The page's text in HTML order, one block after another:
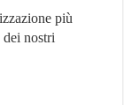
più
dei nostri